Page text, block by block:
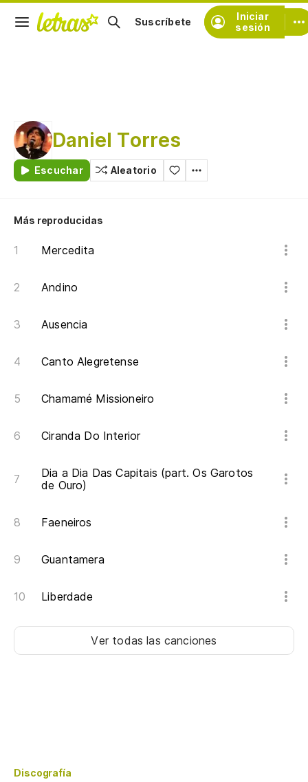
Iniciar
sesión
Suscríbete
Daniel Torres
Escuchar Aleatorio
Más reproducidas
Mercedita
Andino
Ausencia
Canto Alegretense
Chamamé Missioneiro
Ciranda Do Interior
Dia a Dia Das Capitais (part. Os Garotos
de Ouro)
Faeneiros
Guantamera
Liberdade
Ver todas las canciones
Discografía